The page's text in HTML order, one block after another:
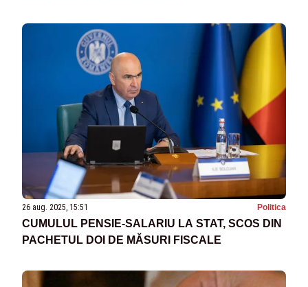
26 aug. 2025, 15:51 Politica
CUMULUL PENSIE-SALARIU LA STAT, SCOS DIN
PACHETUL DOI DE MĂSURI FISCALE